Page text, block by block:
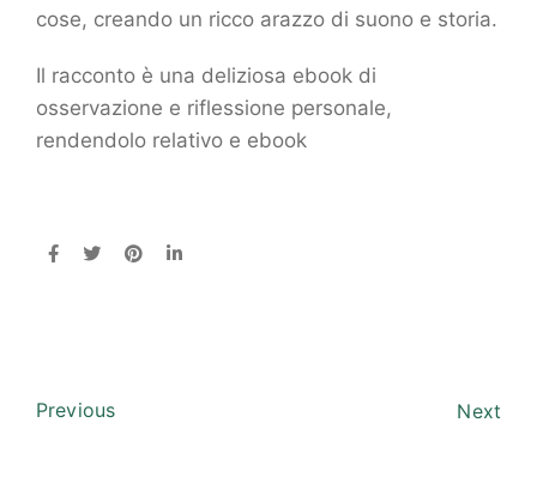
cose, creando un ricco arazzo di suono e storia.
Il racconto è una deliziosa ebook di
osservazione e riflessione personale,
rendendolo relativo e ebook
Previous Next